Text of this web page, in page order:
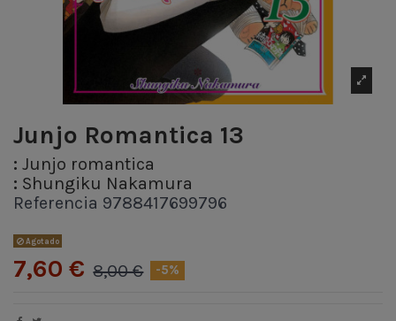
Junjo Romantica 13
: Junjo romantica
: Shungiku Nakamura
Referencia 9788417699796
Agotado
7,60 € 8,00 € -5%